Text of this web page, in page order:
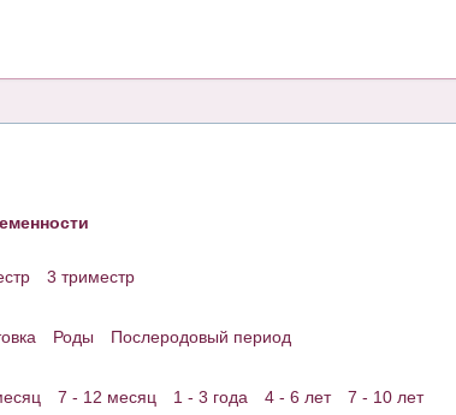
3 триместр
Роды
Послеродовый период
7 - 12 месяц 1 - 3 года 4 - 6 лет 7 - 10 лет